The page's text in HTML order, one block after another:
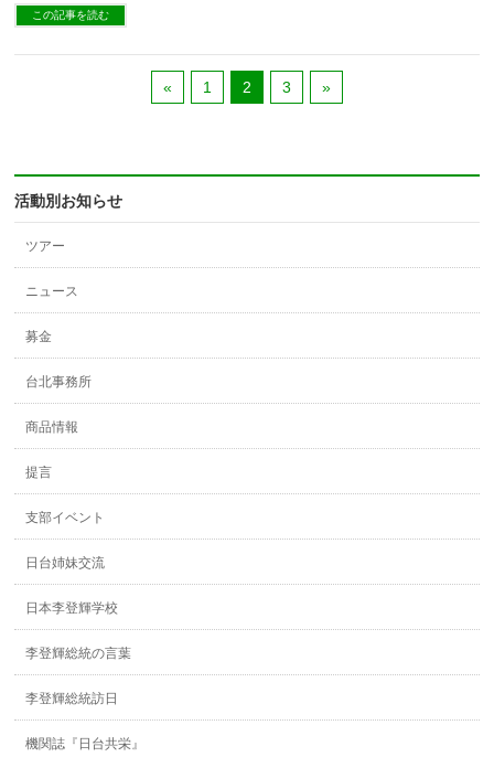
この記事を読む
« 1 2 3 »
活動別お知らせ
ツアー
ニュース
募金
台北事務所
商品情報
提言
支部イベント
日台姉妹交流
日本李登輝学校
李登輝総統の言葉
李登輝総統訪日
機関誌『日台共栄』